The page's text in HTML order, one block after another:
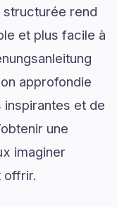
structurée rend
et plus facile à
approfondie
inspirantes et de
une
imaginer
offrir.